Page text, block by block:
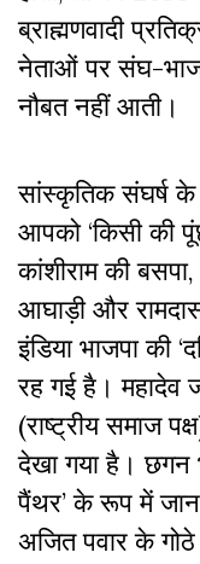
ब्राह्मणवादी
नेताओं पर संघ-
नौबत नहीं आती।
सांस्कृतिक संघर्ष के
आपको ‘किसी की
कांशीराम की
आघाड़ी और
इंडिया भाजपा की
रह गई है। महादेव
(राष्ट्रीय समाज
देखा गया है। छगन
पैंथर’ के रूप में
अजित पवार के गोठे